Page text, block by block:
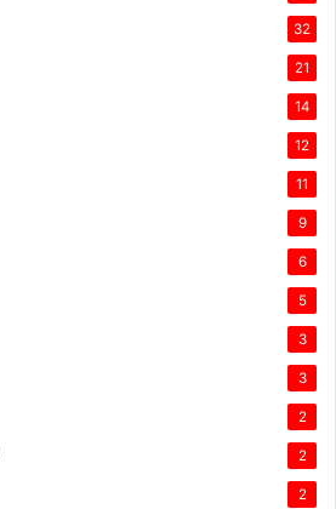
32
21
14
12
11
9
6
5
3
3
2
2
2